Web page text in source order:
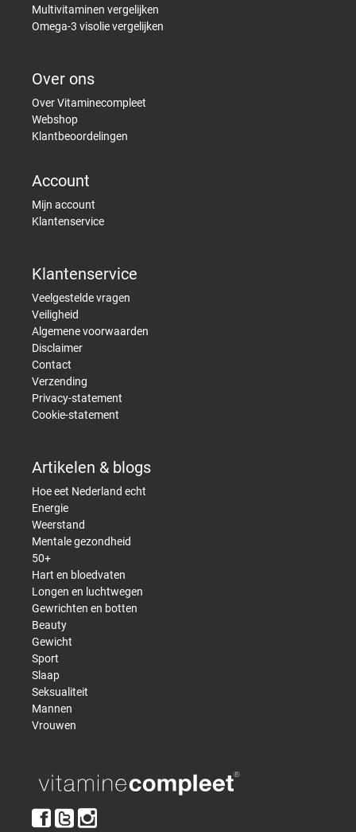
Multivitaminen vergelijken
Omega-3 visolie vergelijken
Over ons
Over Vitaminecompleet
Webshop
Klantbeoordelingen
Account
Mijn account
Klantenservice
Klantenservice
Veelgestelde vragen
Veiligheid
Algemene voorwaarden
Disclaimer
Contact
Verzending
Privacy-statement
Cookie-statement
Artikelen & blogs
Hoe eet Nederland echt
Energie
Weerstand
Mentale gezondheid
50+
Hart en bloedvaten
Longen en luchtwegen
Gewrichten en botten
Beauty
Gewicht
Sport
Slaap
Seksualiteit
Mannen
Vrouwen